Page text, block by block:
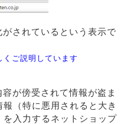
されているという表示で
ご説明しています
が傍受されて情報が盗ま
（特に悪用されると大き
入力するネットショップ